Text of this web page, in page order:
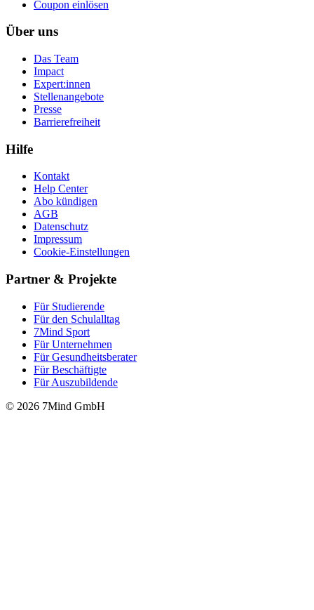
Coupon einlösen
Über uns
Das Team
Impact
Expert:innen
Stellenangebote
Presse
Barrierefreiheit
Hilfe
Kontakt
Help Center
Abo kündigen
AGB
Datenschutz
Impressum
Cookie-Einstellungen
Partner & Projekte
Für Stu­die­rende
Für den Schulalltag
7Mind Sport
Für Unter­neh­men
Für Gesund­heits­be­ra­ter
Für Beschäftigte
Für Auszubildende
© 2026 7Mind GmbH